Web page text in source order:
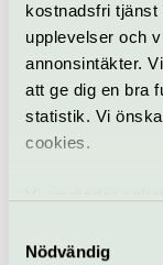
kostnadsfri
upplevelser och
annonsintäkter.
att ge dig en bra
statistik. Vi
cookies.
samt
Nödvändig
Konsert